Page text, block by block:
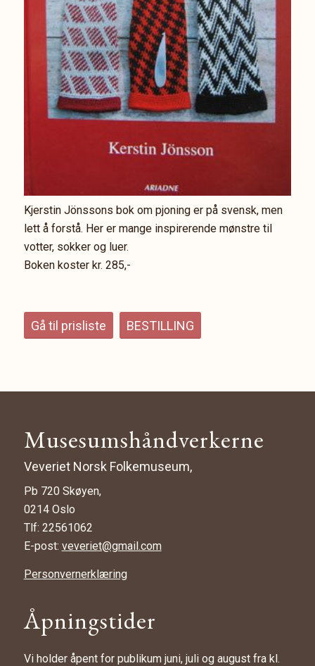
Kjerstin Jönssons bok om pjoning er på svensk, men
lett å forstå. Her er mange inspirerende mønstre til
votter, sokker og luer.
Boken koster kr. 285,-
Gå til prisliste BESTILLING
Musesumshåndverkerne
Veveriet Norsk Folkemuseum,
Pb 720 Skøyen,
0214 Oslo
Tlf: 22561062
E-post: veveriet@gmail.com
Personvernerklæring
Åpningstider
Vi holder åpent for publikum juni, juli og august fra kl.